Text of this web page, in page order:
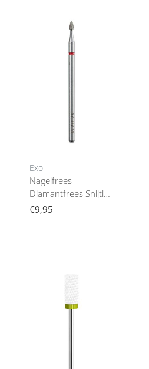
Exo
Nagelfrees
Diamantfrees Snijtip
€9,95